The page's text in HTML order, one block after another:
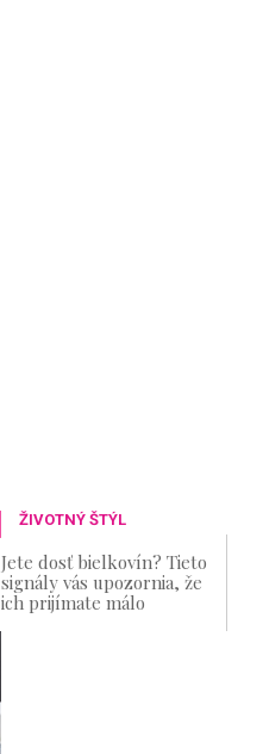
ŽIVOTNÝ ŠTÝL
Jete dosť bielkovín? Tieto
signály vás upozornia, že
ich prijímate málo